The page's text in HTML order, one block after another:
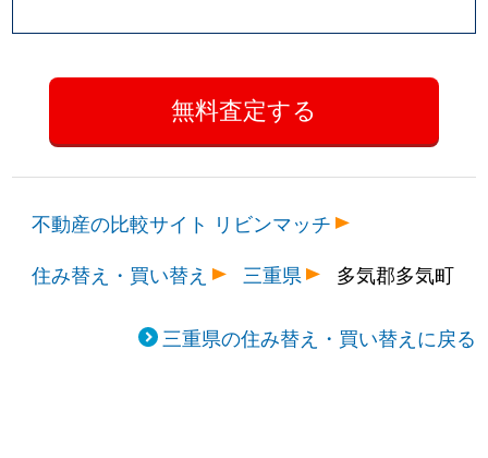
不動産の比較サイト リビンマッチ
住み替え・買い替え
三重県 多気郡多気町
三重県の住み替え・買い替えに戻る